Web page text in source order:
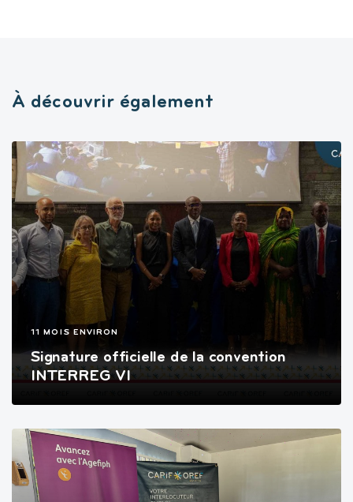
À découvrir également
11 MOIS ENVIRON
Signature officielle de la convention
INTERREG VI